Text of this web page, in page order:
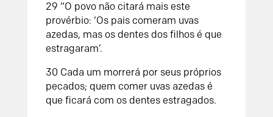
29 “O povo não citará mais este
provérbio: ‘Os pais comeram uvas
azedas, mas os dentes dos filhos é que
estragaram’.
30 Cada um morrerá por seus próprios
pecados; quem comer uvas azedas é
que ficará com os dentes estragados.